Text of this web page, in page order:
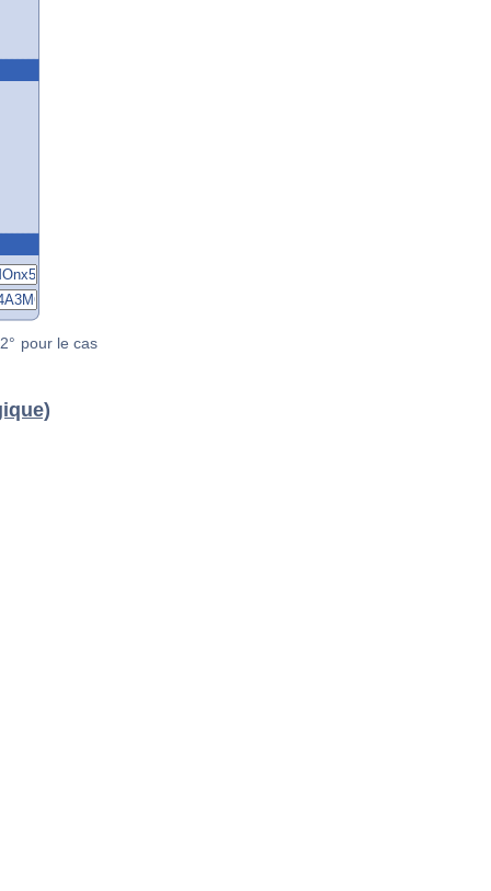
pour le cas